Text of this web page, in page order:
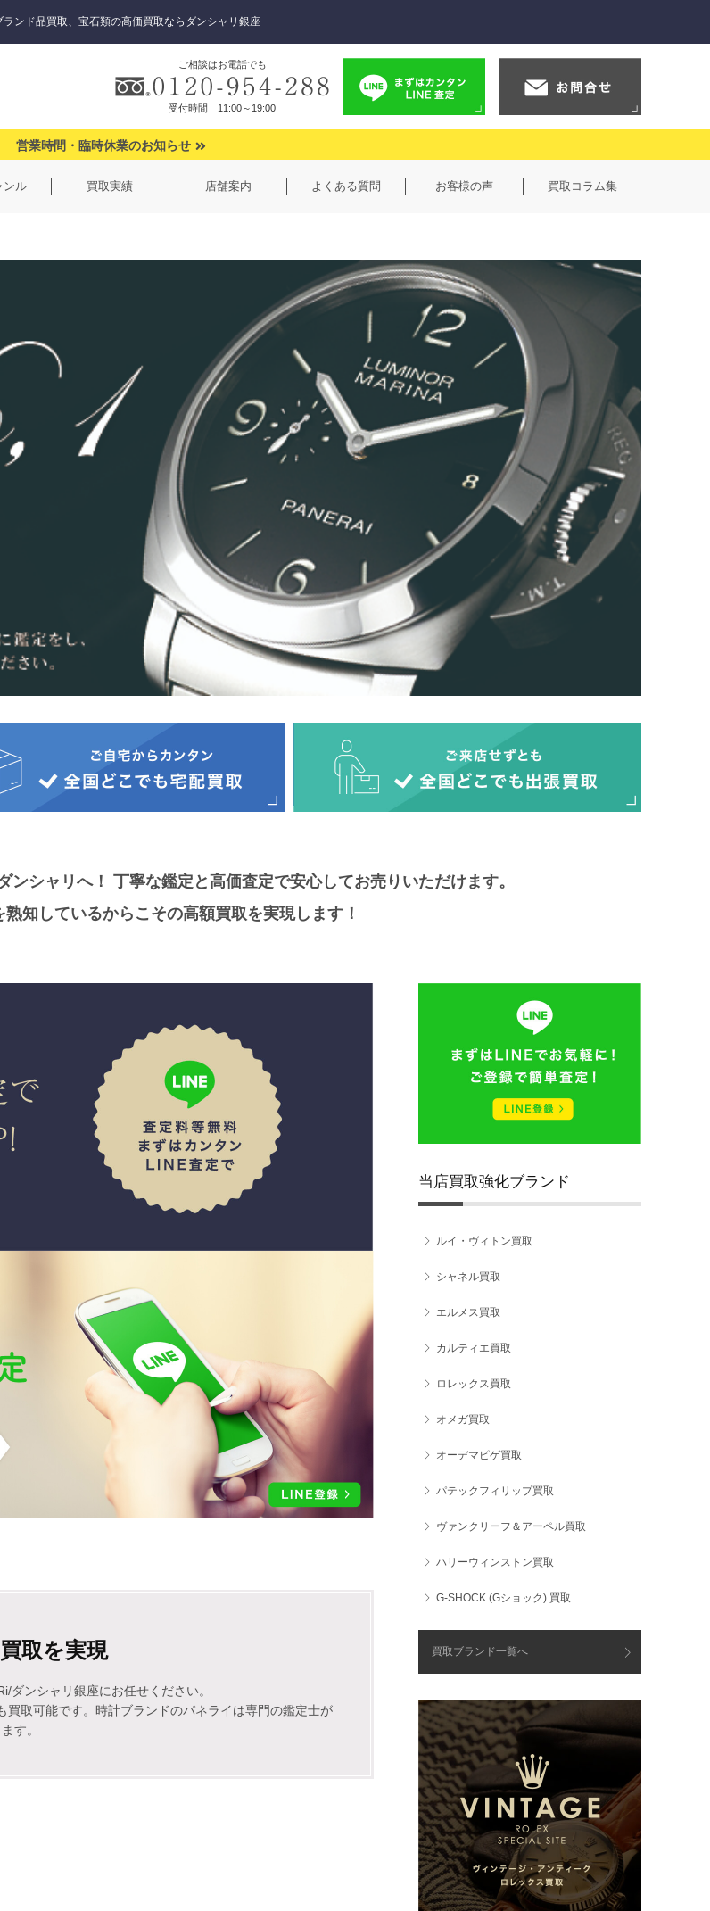
ランド品買取、宝石類の高価買取ならダンシャリ銀座
ご相談はお電話でも
受付時間 11:00～19:00
営業時間・臨時休業のお知らせ
ンル 買取実績 店舗案内 よくある質問 お客様の声 買取コラム集
ンシャリへ！ 丁寧な鑑定と高価査定で安心してお売りいただけます。
知しているからこその高額買取を実現します！
取を実現
ダンシャリ銀座にお任せください。
取可能です。時計ブランドのパネライは専門の鑑定士が
す。
当店買取強化ブランド
ルイ・ヴィトン買取
シャネル買取
エルメス買取
カルティエ買取
ロレックス買取
オメガ買取
オーデマピゲ買取
パテックフィリップ買取
ヴァンクリーフ＆アーペル買取
ハリーウィンストン買取
G-SHOCK (Gショック) 買取
買取ブランド一覧へ